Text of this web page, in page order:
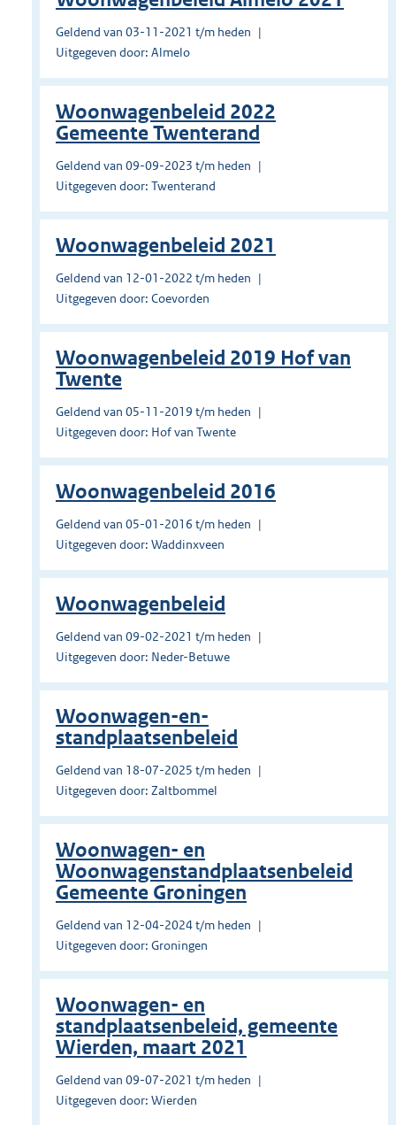
Geldend van 03-11-2021 t/m heden
Uitgegeven door: Almelo
Woonwagenbeleid 2022
Gemeente Twenterand
Geldend van 09-09-2023 t/m heden
Uitgegeven door: Twenterand
Woonwagenbeleid 2021
Geldend van 12-01-2022 t/m heden
Uitgegeven door: Coevorden
Woonwagenbeleid 2019 Hof van
Twente
Geldend van 05-11-2019 t/m heden
Uitgegeven door: Hof van Twente
Woonwagenbeleid 2016
Geldend van 05-01-2016 t/m heden
Uitgegeven door: Waddinxveen
Woonwagenbeleid
Geldend van 09-02-2021 t/m heden
Uitgegeven door: Neder-Betuwe
Woonwagen-en-
standplaatsenbeleid
Geldend van 18-07-2025 t/m heden
Uitgegeven door: Zaltbommel
Woonwagen- en
Woonwagenstandplaatsenbeleid
Gemeente Groningen
Geldend van 12-04-2024 t/m heden
Uitgegeven door: Groningen
Woonwagen- en
standplaatsenbeleid, gemeente
Wierden, maart 2021
Geldend van 09-07-2021 t/m heden
Uitgegeven door: Wierden